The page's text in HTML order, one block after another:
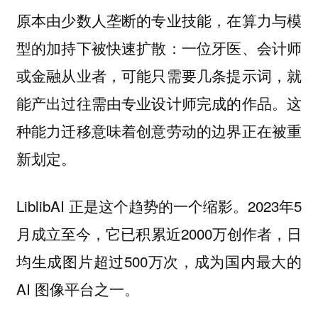
原本由少数人垄断的专业技能，在算力与模
型的加持下被快速扩散：一位牙医、会计师
或金融从业者，可能只需要几条提示词，就
能产出过往需由专业设计师完成的作品。这
种能力迁移意味着创意劳动的边界正在被重
新划定。
LiblibAI 正是这个趋势的一个缩影。2023年5
月成立至今，它已积累近2000万创作者，日
均生成图片超过500万次，成为国内最大的
AI 图像平台之一。